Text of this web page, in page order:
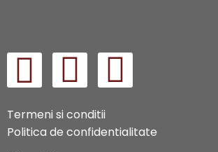
Termeni si conditii
Politica de confidentialitate